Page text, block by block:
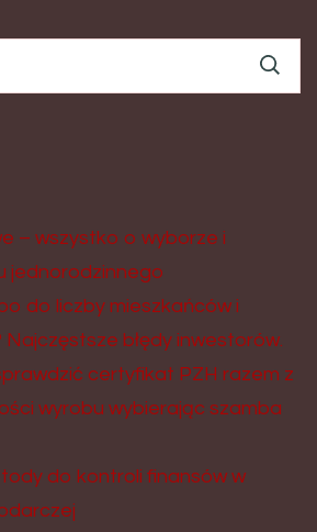
– wszystko o wyborze i
jednorodzinnego
do liczby mieszkańców i
Najczęstsze błędy inwestorów.
certyfikat PZH razem z
wyrobu wybierając szamba
do kontroli finansów w